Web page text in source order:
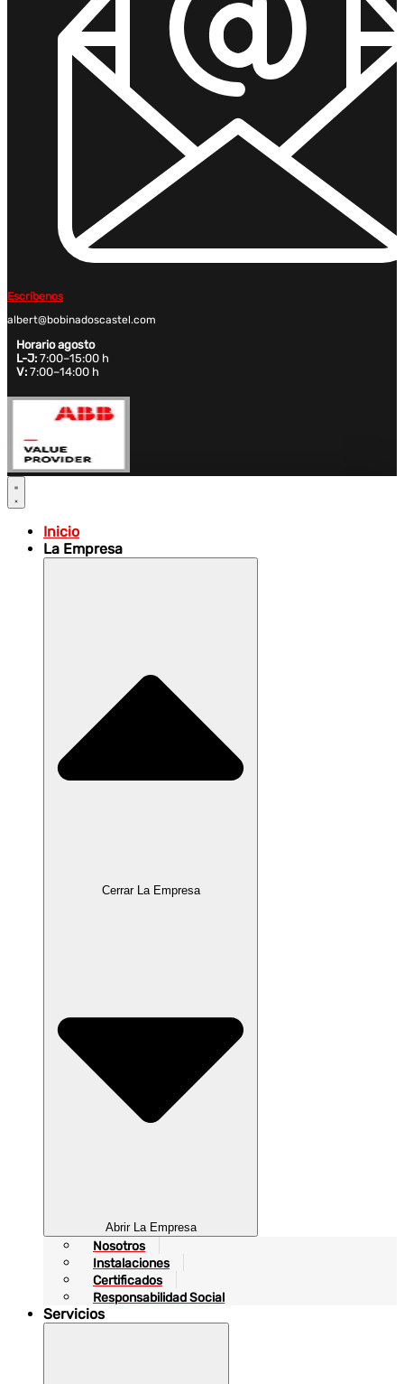
Escríbenos
albert@bobinadoscastel.com
Horario agosto
L-J: 7:00–15:00 h
V: 7:00–14:00 h
Inicio
La Empresa
Cerrar La Empresa
Abrir La Empresa
Nosotros
Instalaciones
Certificados
Responsabilidad Social
Servicios